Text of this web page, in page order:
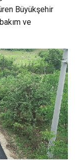
Büyükşehir
ve